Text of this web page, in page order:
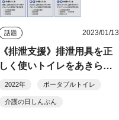
話題 2023/01/13
《排泄支援》排泄用具を正
しく使いトイレをあきらめ
ない／大関美里さん（ＤＡ
2022年 ポータブルトイレ
介護の日しんぶん